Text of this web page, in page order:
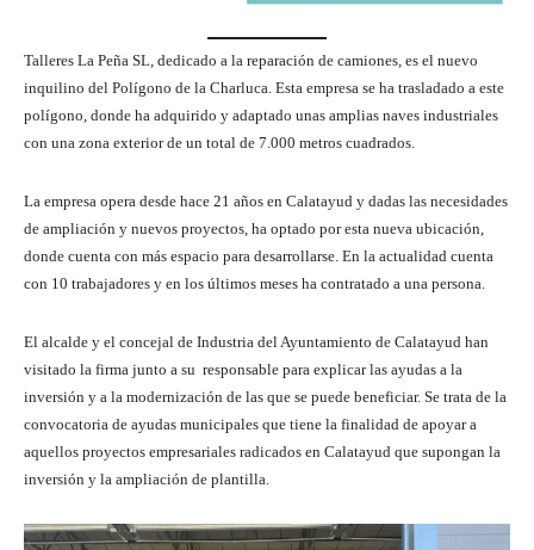
Talleres La Peña SL, dedicado a la reparación de camiones, es el nuevo
inquilino del Polígono de la Charluca. Esta empresa se ha trasladado a este
polígono, donde ha adquirido y adaptado unas amplias naves industriales
con una zona exterior de un total de 7.000 metros cuadrados.
La empresa opera desde hace 21 años en Calatayud y dadas las necesidades
de ampliación y nuevos proyectos, ha optado por esta nueva ubicación,
donde cuenta con más espacio para desarrollarse. En la actualidad cuenta
con 10 trabajadores y en los últimos meses ha contratado a una persona.
El alcalde y el concejal de Industria del Ayuntamiento de Calatayud han
visitado la firma junto a su responsable para explicar las ayudas a la
inversión y a la modernización de las que se puede beneficiar. Se trata de la
convocatoria de ayudas municipales que tiene la finalidad de apoyar a
aquellos proyectos empresariales radicados en Calatayud que supongan la
inversión y la ampliación de plantilla.